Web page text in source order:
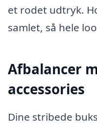
et rodet udtryk.
samlet, så hele
Afbalancer
accessories
Dine stribede